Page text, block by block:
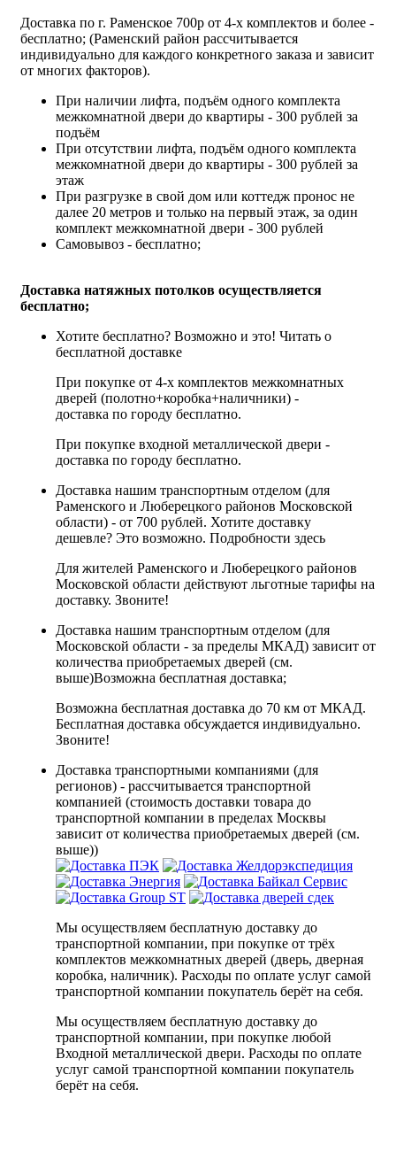
Доставка по г. Раменское 700р от 4-х комплектов и более -
бесплатно; (Раменский район рассчитывается
индивидуально для каждого конкретного заказа и зависит
от многих факторов).
При наличии лифта, подъём одного комплекта
межкомнатной двери до квартиры - 300 рублей за
подъём
При отсутствии лифта, подъём одного комплекта
межкомнатной двери до квартиры - 300 рублей за
этаж
При разгрузке в свой дом или коттедж пронос не
далее 20 метров и только на первый этаж, за один
комплект межкомнатной двери - 300 рублей
Самовывоз - бесплатно;
Доставка натяжных потолков осуществляется
бесплатно;
Хотите бесплатно? Возможно и это! Читать о
бесплатной доставке
При покупке от 4-х комплектов межкомнатных
дверей (полотно+коробка+наличники) -
доставка по городу бесплатно.
При покупке входной металлической двери -
доставка по городу бесплатно.
Доставка нашим транспортным отделом (для
Раменского и Люберецкого районов Московской
области) - от 700 рублей. Хотите доставку
дешевле? Это возможно. Подробности здесь
Для жителей Раменского и Люберецкого районов
Московской области действуют льготные тарифы на
доставку. Звоните!
Доставка нашим транспортным отделом (для
Московской области - за пределы МКАД) зависит от
количества приобретаемых дверей (см.
выше)Возможна бесплатная доставка;
Возможна бесплатная доставка до 70 км от МКАД.
Бесплатная доставка обсуждается индивидуально.
Звоните!
Доставка транспортными компаниями (для
регионов) - рассчитывается транспортной
компанией (стоимость доставки товара до
транспортной компании в пределах Москвы
зависит от количества приобретаемых дверей (см.
выше))
Мы осуществляем бесплатную доставку до
транспортной компании, при покупке от трёх
комплектов межкомнатных дверей (дверь, дверная
коробка, наличник). Расходы по оплате услуг самой
транспортной компании покупатель берёт на себя.
Мы осуществляем бесплатную доставку до
транспортной компании, при покупке любой
Входной металлической двери. Расходы по оплате
услуг самой транспортной компании покупатель
берёт на себя.